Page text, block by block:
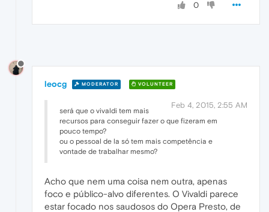
0
leocg MODERATOR VOLUNTEER
Feb 4, 2015, 2:55 AM
será que o vivaldi tem mais
recursos para conseguir fazer o que fizeram em
pouco tempo?
ou o pessoal de la só tem mais competência e
vontade de trabalhar mesmo?
Acho que nem uma coisa nem outra, apenas
foco e público-alvo diferentes. O Vivaldi parece
estar focado nos saudosos do Opera Presto, de